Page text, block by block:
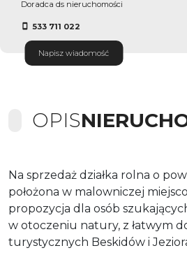
Doradca ds nieruchomości
533 711 022
Napisz wiadomość
OPIS
Na sprzedaż działka rolna o
położona w malowniczej
propozycja dla osób
w otoczeniu natury, z łatwym
turystycznych Beskidów i